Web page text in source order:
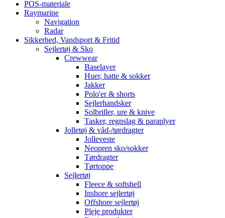
POS-materiale
Raymarine
Navigation
Radar
Sikkerhed, Vandsport & Fritid
Sejlertøj & Sko
Crewwear
Baselayer
Huer, hatte & sokker
Jakker
Polo'er & shorts
Sejlerhandsker
Solbriller, ure & knive
Tasker, regnslag & paraplyer
Jolletøj & våd-/tørdragter
Jolleveste
Neopren sko/sokker
Tørdragter
Tørtoppe
Sejlertøj
Fleece & softshell
Inshore sejlertøj
Offshore sejlertøj
Pleje produkter